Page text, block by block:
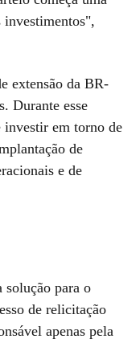
investimentos",
extensão da BR-
Durante esse
investir em torno de
de
e de
solução para o
de relicitação
apenas pela